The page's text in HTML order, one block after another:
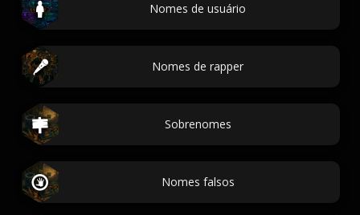
Nomes de usuário
Nomes de rapper
Sobrenomes
Nomes falsos